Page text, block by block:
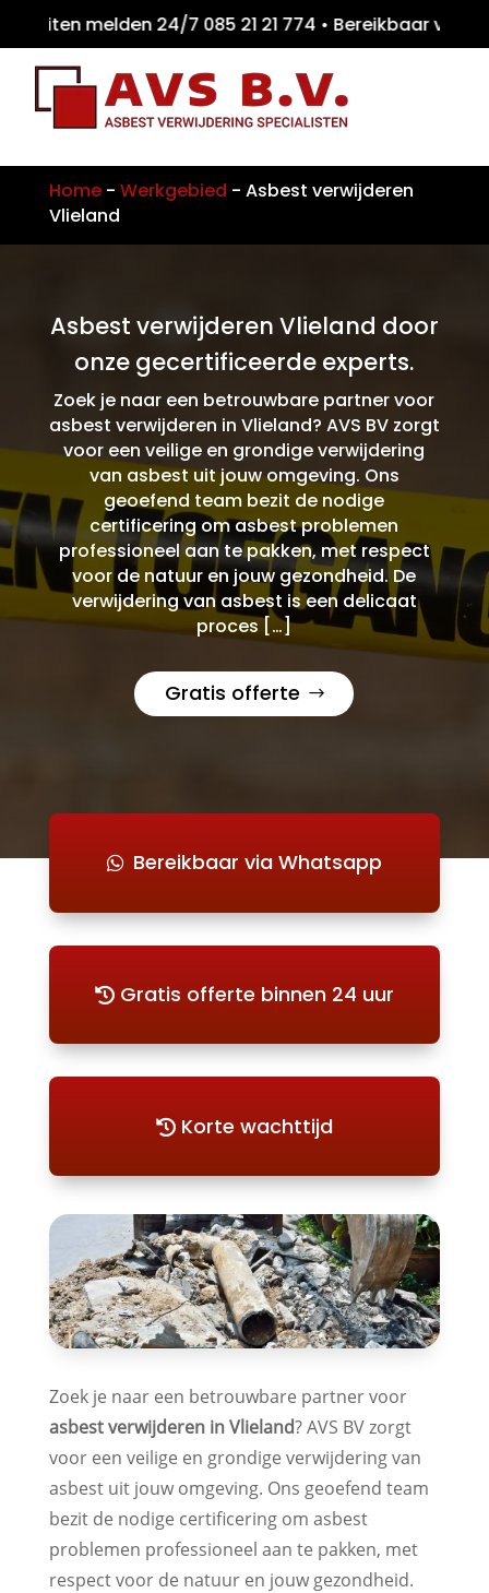
melden 24/7 085 21 21 774 •
Home- Werkgebied - Asbest verwijderen
Vlieland
Asbest verwijderen Vlieland door
onze gecertificeerde experts.
Zoek je naar een betrouwbare partner voor
asbest verwijderen in Vlieland? AVS BV zorgt
voor een veilige en grondige verwijdering
van asbest uit jouw omgeving. Ons
geoefend team bezit de nodige
certificering om asbest problemen
professioneel aan te pakken, met respect
voor de natuur en jouw gezondheid. De
verwijdering van asbest is een delicaat
proces […]
Gratis offerte
Bereikbaar via Whatsapp
Gratis offerte binnen 24 uur
Korte wachttijd
Zoek je naar een betrouwbare partner voor
asbest verwijderen in Vlieland? AVS BV zorgt
voor een veilige en grondige verwijdering van
asbest uit jouw omgeving. Ons geoefend team
bezit de nodige certificering om asbest
problemen professioneel aan te pakken, met
respect voor de natuur en jouw gezondheid.